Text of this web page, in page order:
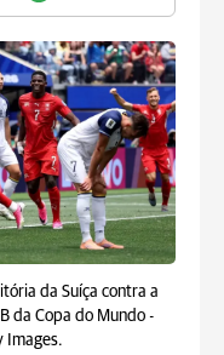
da Suíça contra a
da Copa do Mundo -
Images.